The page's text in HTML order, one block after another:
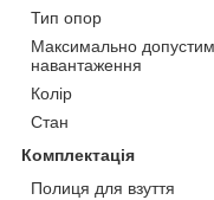
Тип опор
Максимально
навантаження
Колір
Стан
Комплектація
Полиця для взуття